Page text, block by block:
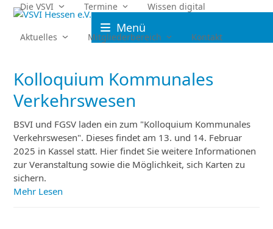
Skip
content
Die VSVI Termine Wissen digital
Aktuelles Mitgliederbereich Kontakt
Menü
Kolloquium Kommunales
Verkehrswesen
BSVI und FGSV laden ein zum "Kolloquium Kommunales
Verkehrswesen". Dieses findet am 13. und 14. Februar
2025 in Kassel statt. Hier findet Sie weitere Informationen
zur Veranstaltung sowie die Möglichkeit, sich Karten zu
sichern.
Mehr Lesen